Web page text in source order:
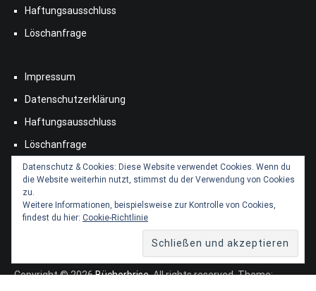
Haftungsausschluss
Löschanfrage
Impressum
Datenschutzerklärung
Haftungsausschluss
Löschanfrage
Copyright © 2026Bücherbrise. All rights reserved. Theme:
Datenschutz & Cookies: Diese Website verwendet Cookies. Wenn du
die Website weiterhin nutzt, stimmst du der Verwendung von Cookies
zu.
Weitere Informationen, beispielsweise zur Kontrolle von Cookies,
findest du hier: Cookie-Richtlinie